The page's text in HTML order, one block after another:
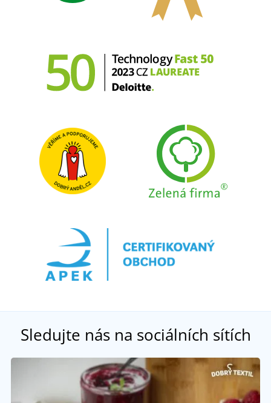
Sledujte nás na sociálních sítích